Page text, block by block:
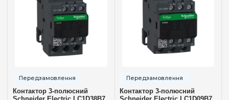
Контактор 3-полюсний
Контактор 3-полюсний